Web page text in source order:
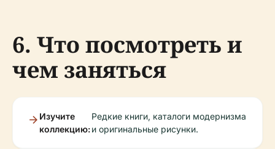
6. Что посмотреть и
чем заняться
Изучите
коллекцию:
Редкие книги, каталоги модернизма
и оригинальные рисунки.